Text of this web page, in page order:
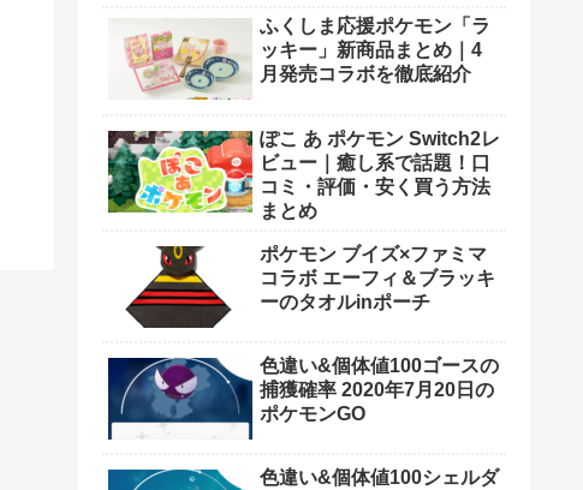
ふくしま応援ポケモン「ラ
ッキー」新商品まとめ｜4
月発売コラボを徹底紹介
ぽこ あ ポケモン Switch2レ
ビュー｜癒し系で話題！口
コミ・評価・安く買う方法
まとめ
ポケモン ブイズ×ファミマ
コラボ エーフィ＆ブラッキ
ーのタオルinポーチ
色違い&個体値100ゴースの
捕獲確率 2020年7月20日の
ポケモンGO
色違い&個体値100シェルダ